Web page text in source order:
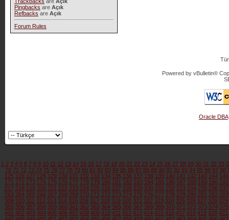
Pingbacks are Açık
Refbacks are Açık
Forum Rules
Powered by vBulletin®
Oracle DBA
1 2 3 4 5 6 7 8 9 10 11 12 13 14 15 16 17 18 19 20 21 22 23 24 25 26 27 28 29 30 31 32 33
70 71 72 73 74 75 76 77 78 79 80 81 82 83 84 85 86 87 88 89 90 91 92 93 94 95 96 97 98
125 126 127 128 129 130 131 132 133 134 135 136 137 138 139 140 141 142 143 144 145
171 172 173 174 175 176 177 178 179 180 181 182 183 184 185 186 187 188 189 190 191
217 218 219 220 221 222 223 224 225 226 227 228 229 230 231 232 233 234 235 236 237
263 264 265 266 267 268 269 270 271 272 273 274 275 276 277 278 279 280 281 282 283
309 310 311 312 313 314 315 316 317 318 319 320 321 322 323 324 325 326 327 328 329
355 356 357 358 359 360 361 362 363 364 365 366 367 368 369 370 371 372 373 374 375
401 402 403 404 405 406 407 408 409 410 411 412 413 414 415 416 417 418 419 420 421